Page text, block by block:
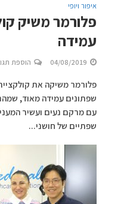
איפור ויופי
פלורמר משיק
עמידה
04/08/2019 הוספת
שפתונים עמידה מאוד,
עם מרקם נעים ועשיר
שפתיים של חושני...